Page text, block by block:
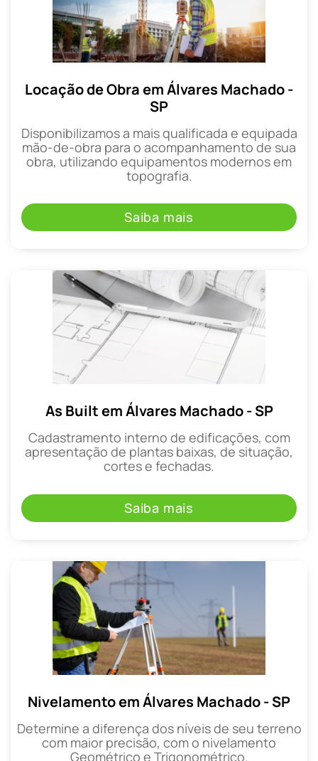
Locação de Obra em Álvares Machado -
SP
Disponibilizamos a mais qualificada e equipada
mão-de-obra para o acompanhamento de sua
obra, utilizando equipamentos modernos em
topografia.
Saiba mais
As Built em Álvares Machado - SP
Cadastramento interno de edificações, com
apresentação de plantas baixas, de situação,
cortes e fechadas.
Saiba mais
Nivelamento em Álvares Machado - SP
Determine a diferença dos níveis de seu terreno
com maior precisão, com o nivelamento
Geométrico e Trigonométrico.